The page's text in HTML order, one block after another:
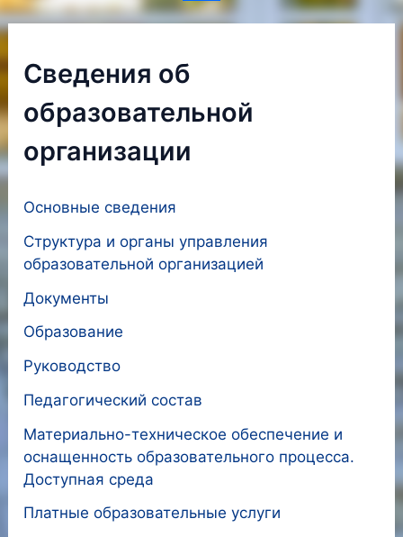
тему:
«Актуальные
возможности
организации
и
реализации
учебно-
научно-
практического
сотрудничества
образовательного
процесса»
Сведения об
образовательной
организации
Основные сведения
Структура и органы управления
образовательной организацией
Документы
Образование
Руководство
Педагогический состав
Материально-техническое обеспечение и
оснащенность образовательного процесса.
Доступная среда
Платные образовательные услуги